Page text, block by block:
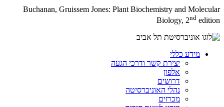
Buchanan, Gruissem Jones: Plant Biochemistry and Molecular
Biology, 2nd edition
מידע כללי
יצירת קשר ודרכי הגעה
אלפון
דרושים
נהלי האוניברסיטה
מכרזים